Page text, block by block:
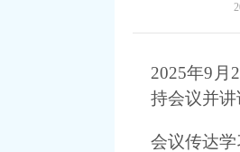
2025年9月
持会议并讲
会议传达